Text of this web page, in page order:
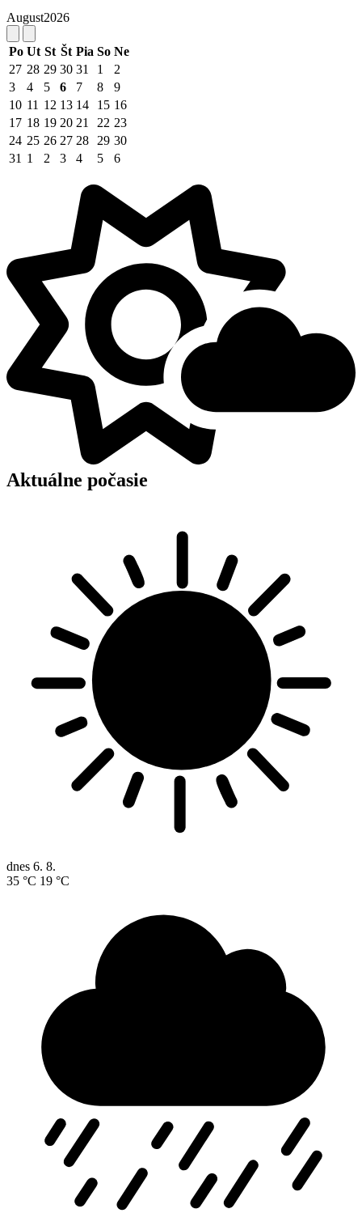
August2026
Po Ut St Št Pia So Ne
27 28 29 30 31 1
2
3
4 5 6 7 8
9
10 11 12 13 14 15 16
17 18 19 20 21 22 23
24 25 26 27 28 29 30
31 1 2 3 4 5 6
Aktuálne počasie
dnes 6. 8.
35 °C 19 °C